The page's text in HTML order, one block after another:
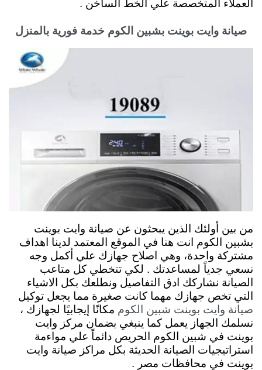
العملاء المتخصصة علي الخط الساخن .
صيانة وايت بوينت بشبين الكوم خدمة فورية بالمنزل
من بين أولئك الذين يبحثون عن صيانة وايت بوينت
بشبين الكوم انت هنا في الموقع المعتمد لدينا اهداف
مشتركة واحدة، وهي اصلاح جهازك علي أكمل وجه
نسعي جدياً لمساعدتك . لكي تتخطي كل متاعب
الصيانة نشاركك ادق التفاصيل ونطلعك بكل الاشياء
التي تخص جهازك مهما كانت صغيرة مما يجعل توكيل
صيانة وايت بوينت شبين الكوم مكانًا إيجابيًا لجهازك ،
نسلمك الجهاز يعمل كما ينبغي بضمان مركز وايت
بوينت في شبين الكوم الحريص دائماً علي مواءمة
استراتيجيات الصيانة الحديثة بكل مراكز صيانة وايت
بوينت في محافظات مصر .